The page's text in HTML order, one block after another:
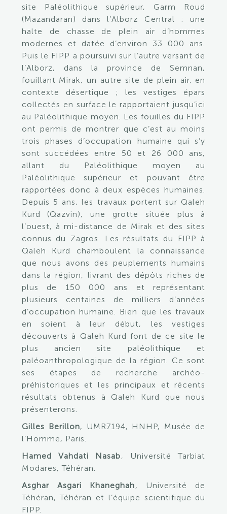
site Paléolithique supérieur, Garm Roud
(Mazandaran) dans l’Alborz Central : une
halte de chasse de plein air d’hommes
modernes et datée d’environ 33 000 ans.
Puis le FIPP a poursuivi sur l’autre versant de
l’Alborz, dans la province de Semnan,
fouillant Mirak, un autre site de plein air, en
contexte désertique ; les vestiges épars
collectés en surface le rapportaient jusqu’ici
au Paléolithique moyen. Les fouilles du FIPP
ont permis de montrer que c’est au moins
trois phases d’occupation humaine qui s’y
sont succédées entre 50 et 26 000 ans,
allant du Paléolithique moyen au
Paléolithique supérieur et pouvant être
rapportées donc à deux espèces humaines.
Depuis 5 ans, les travaux portent sur Qaleh
Kurd (Qazvin), une grotte située plus à
l’ouest, à mi-distance de Mirak et des sites
connus du Zagros. Les résultats du FIPP à
Qaleh Kurd chamboulent la connaissance
que nous avons des peuplements humains
dans la région, livrant des dépôts riches de
plus de 150 000 ans et représentant
plusieurs centaines de milliers d’années
d’occupation humaine. Bien que les travaux
en soient à leur début, les vestiges
découverts à Qaleh Kurd font de ce site le
plus ancien site paléolithique et
paléoanthropologique de la région. Ce sont
ses étapes de recherche archéo-
préhistoriques et les principaux et récents
résultats obtenus à Qaleh Kurd que nous
présenterons.
Gilles Berillon, UMR7194, HNHP, Musée de
l’Homme, Paris.
Hamed Vahdati Nasab, Université Tarbiat
Modares, Téhéran.
Asghar Asgari Khaneghah, Université de
Téhéran, Téhéran et l’équipe scientifique du
FIPP.